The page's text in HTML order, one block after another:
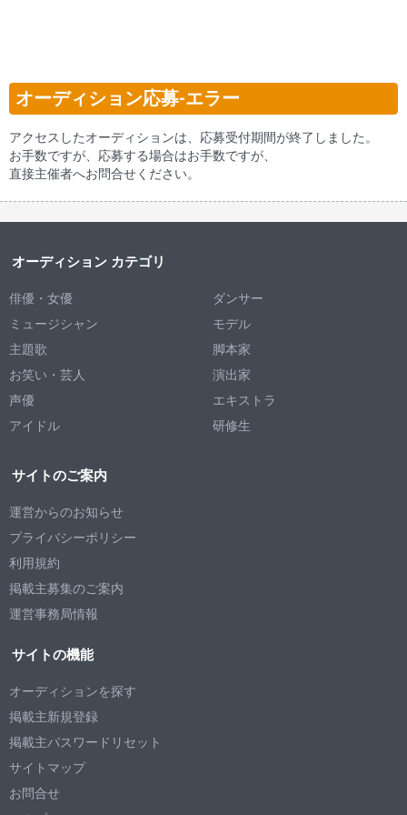
オーディション応募-エラー
アクセスしたオーディションは、応募受付期間が終了しました。
お手数ですが、応募する場合はお手数ですが、
直接主催者へお問合せください。
オーディション カテゴリ
俳優・女優
ミュージシャン
主題歌
お笑い・芸人
声優
アイドル
ダンサー
モデル
脚本家
演出家
エキストラ
研修生
サイトのご案内
運営からのお知らせ
プライバシーポリシー
利用規約
掲載主募集のご案内
運営事務局情報
サイトの機能
オーディションを探す
掲載主新規登録
掲載主パスワードリセット
サイトマップ
お問合せ